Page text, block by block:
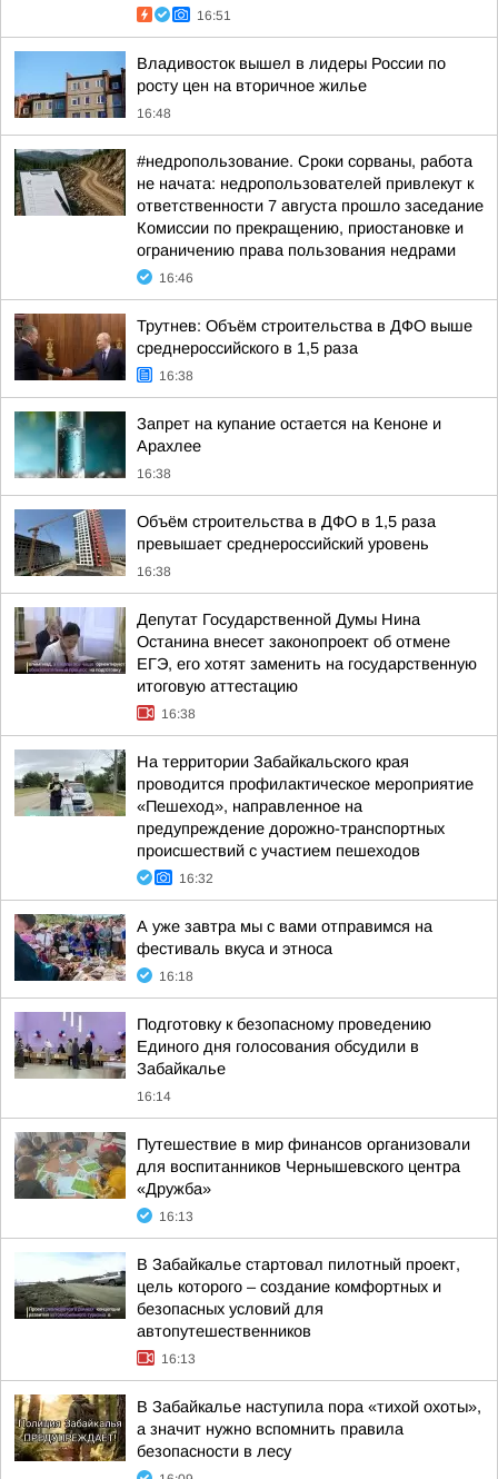
16:51
Владивосток вышел в лидеры России по
росту цен на вторичное жилье
16:48
#недропользование. Сроки сорваны, работа
не начата: недропользователей привлекут к
ответственности 7 августа прошло заседание
Комиссии по прекращению, приостановке и
ограничению права пользования недрами
16:46
Трутнев: Объём строительства в ДФО выше
среднероссийского в 1,5 раза
16:38
Запрет на купание остается на Кеноне и
Арахлее
16:38
Объём строительства в ДФО в 1,5 раза
превышает среднероссийский уровень
16:38
Депутат Государственной Думы Нина
Останина внесет законопроект об отмене
ЕГЭ, его хотят заменить на государственную
итоговую аттестацию
16:38
На территории Забайкальского края
проводится профилактическое мероприятие
«Пешеход», направленное на
предупреждение дорожно-транспортных
происшествий с участием пешеходов
16:32
А уже завтра мы с вами отправимся на
фестиваль вкуса и этноса
16:18
Подготовку к безопасному проведению
Единого дня голосования обсудили в
Забайкалье
16:14
Путешествие в мир финансов организовали
для воспитанников Чернышевского центра
«Дружба»
16:13
В Забайкалье стартовал пилотный проект,
цель которого – создание комфортных и
безопасных условий для
автопутешественников
16:13
В Забайкалье наступила пора «тихой охоты»,
а значит нужно вспомнить правила
безопасности в лесу